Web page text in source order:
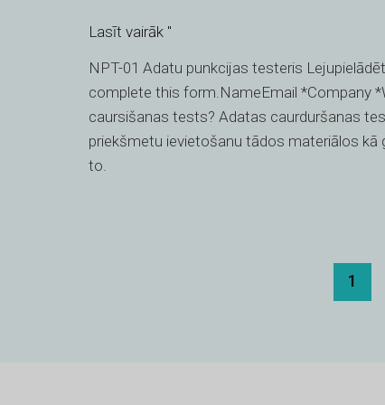
tests
Lasīt vairāk "
NPT-01 Adatu punkcijas testeris
complete this form.NameEmail *Company
caursišanas tests? Adatas caurduršanas
priekšmetu ievietošanu tādos materiālos kā
to.
1